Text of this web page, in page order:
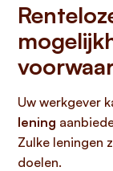
Uw werkgever
lening
Zulke leningen
doelen.